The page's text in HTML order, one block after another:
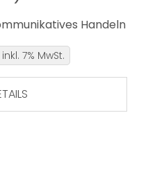
Handeln
inkl. 7% MwSt.